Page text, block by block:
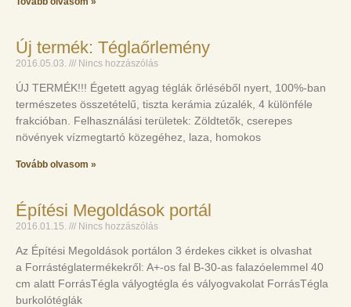
Új termék: Téglaőrlemény
2016.05.03. Nincs hozzászólás
ÚJ TERMÉK!!! Égetett agyag téglák őrléséből nyert, 100%-ban
természetes összetételű, tiszta kerámia zúzalék, 4 különféle
frakcióban. Felhasználási területek: Zöldtetők, cserepes
növények vízmegtartó közegéhez, laza, homokos
Tovább olvasom »
Építési Megoldások portál
2016.01.15. Nincs hozzászólás
Az Építési Megoldások portálon 3 érdekes cikket is olvashat
a Forrástéglatermékekről: A+-os fal B-30-as falazóelemmel 40
cm alatt ForrásTégla vályogtégla és vályogvakolat ForrásTégla
burkolótéglák